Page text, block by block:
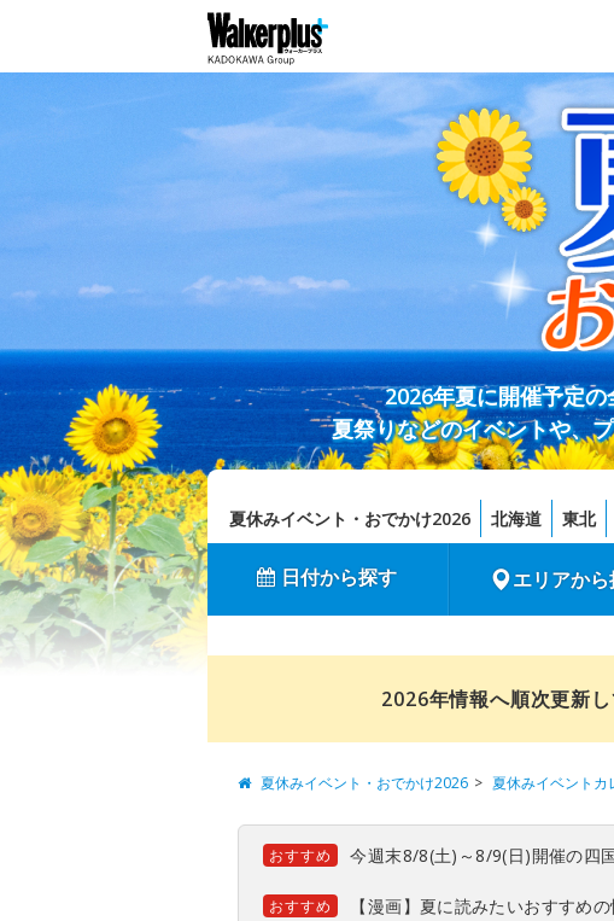
2026年夏に開催予定
夏祭りなどのイベントや、
夏休みイベント・おでかけ2026 北海道 東北
日付から探す エリアか
2026年情報へ順次更新
夏休みイベント・おでかけ2026 夏休みイベントカ
おすすめ 今週末8/8(土)～8/9(日)開催の四
おすすめ 【漫画】夏に読みたいおすすめ